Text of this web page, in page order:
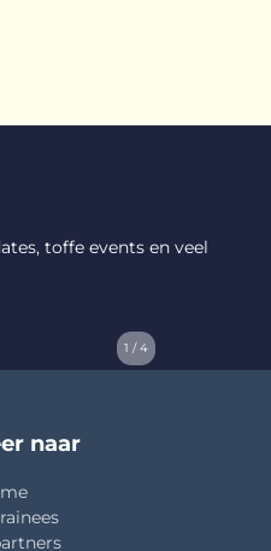
toffe events en veel
1 / 4
naar